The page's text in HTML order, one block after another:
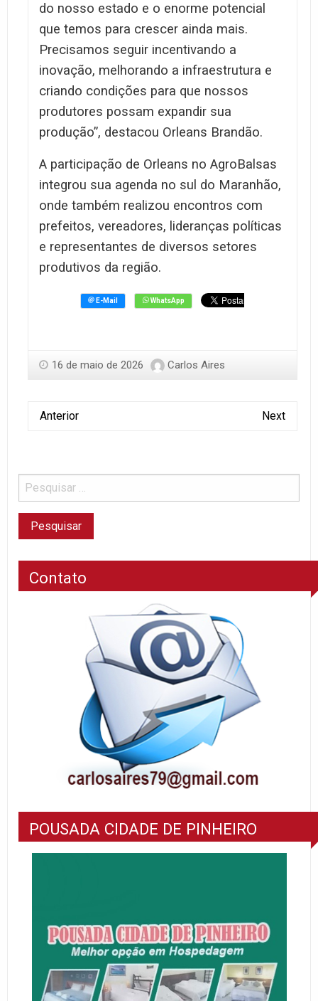
do nosso estado e o enorme potencial
que temos para crescer ainda mais.
Precisamos seguir incentivando a
inovação, melhorando a infraestrutura e
criando condições para que nossos
produtores possam expandir sua
produção”, destacou Orleans Brandão.
A participação de Orleans no AgroBalsas
integrou sua agenda no sul do Maranhão,
onde também realizou encontros com
prefeitos, vereadores, lideranças políticas
e representantes de diversos setores
produtivos da região.
16 de maio de 2026 Carlos Aires
Anterior Next
Contato
POUSADA CIDADE DE PINHEIRO